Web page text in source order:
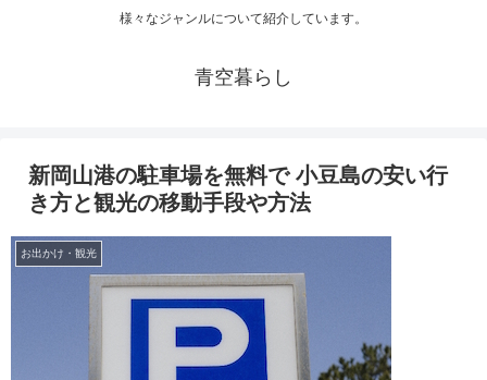
様々なジャンルについて紹介しています。
青空暮らし
新岡山港の駐車場を無料で 小豆島の安い行
き方と観光の移動手段や方法
お出かけ・観光